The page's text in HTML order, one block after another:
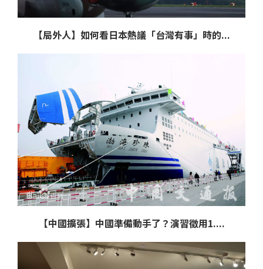
【局外人】如何看日本熱議「台灣有事」時的...
【中國擴張】中國準備動手了？演習徵用1....